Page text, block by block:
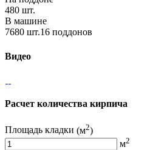
480 шт.
В машине
7680 шт.16 поддонов
Видео
Расчет количества кирпича
Площадь кладки (м2)
м2